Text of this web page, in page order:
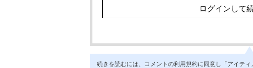
続きを読むには、コメントの利用規約に同意し「アイテ